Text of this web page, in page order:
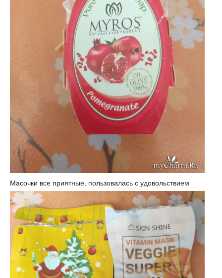
Масочки все приятные, пользовалась с удовольствием